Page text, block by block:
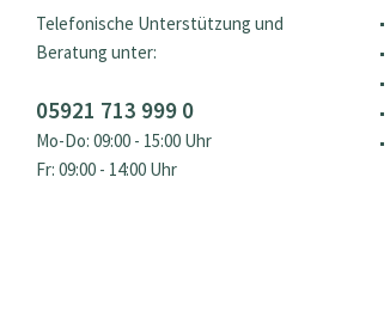
Telefonische Unterstützung und
Beratung unter:
05921 713 999 0
Mo-Do: 09:00 - 15:00 Uhr
Fr: 09:00 - 14:00 Uhr